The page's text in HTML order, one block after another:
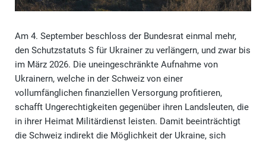
Am 4. September beschloss der Bundesrat einmal mehr,
den Schutzstatuts S für Ukrainer zu verlängern, und zwar bis
im März 2026. Die uneingeschränkte Aufnahme von
Ukrainern, welche in der Schweiz von einer
vollumfänglichen finanziellen Versorgung profitieren,
schafft Ungerechtigkeiten gegenüber ihren Landsleuten, die
in ihrer Heimat Militärdienst leisten. Damit beeinträchtigt
die Schweiz indirekt die Möglichkeit der Ukraine, sich